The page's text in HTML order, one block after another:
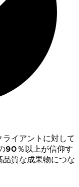
イアントに対して
90％以上が信仰す
質な成果物につな